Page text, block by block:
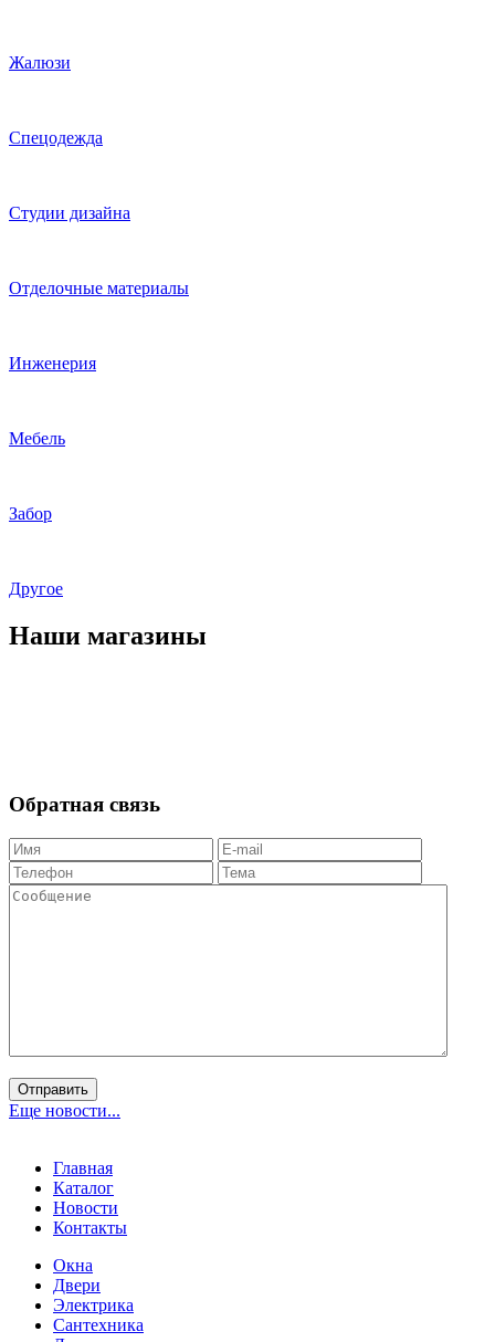
Жалюзи
Спецодежда
Студии дизайна
Отделочные материалы
Инженерия
Мебель
Забор
Другое
Наши магазины
Обратная связь
Нажимая кнопку, вы разрешаете обработку персональных данных и соглашаетесь с
Отправить
Еще новости...
Главная
Каталог
Новости
Контакты
Окна
Двери
Электрика
Сантехника